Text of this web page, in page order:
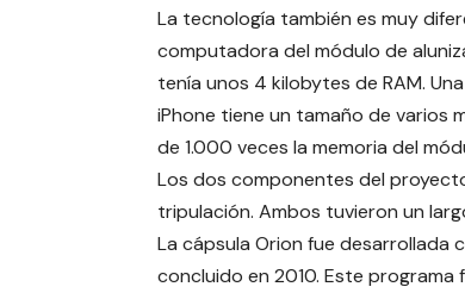
La tecnología también es muy
computadora del módulo de
tenía unos 4 kilobytes de RAM.
iPhone tiene un tamaño de varios
de 1.000 veces la memoria del
Los dos componentes del
tripulación. Ambos tuvieron un
La cápsula Orion fue
concluido en 2010. Este